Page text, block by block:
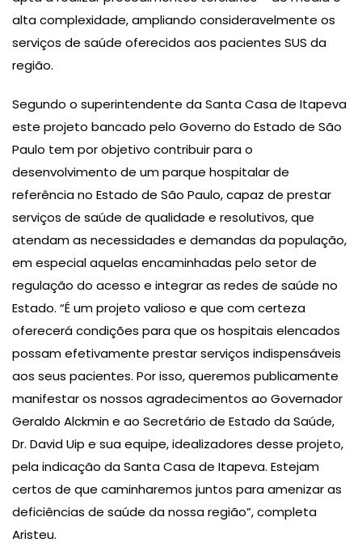
alta complexidade, ampliando consideravelmente os
serviços de saúde oferecidos aos pacientes SUS da
região.
Segundo o superintendente da Santa Casa de Itapeva
este projeto bancado pelo Governo do Estado de São
Paulo tem por objetivo contribuir para o
desenvolvimento de um parque hospitalar de
referência no Estado de São Paulo, capaz de prestar
serviços de saúde de qualidade e resolutivos, que
atendam as necessidades e demandas da população,
em especial aquelas encaminhadas pelo setor de
regulação do acesso e integrar as redes de saúde no
Estado. “É um projeto valioso e que com certeza
oferecerá condições para que os hospitais elencados
possam efetivamente prestar serviços indispensáveis
aos seus pacientes. Por isso, queremos publicamente
manifestar os nossos agradecimentos ao Governador
Geraldo Alckmin e ao Secretário de Estado da Saúde,
Dr. David Uip e sua equipe, idealizadores desse projeto,
pela indicação da Santa Casa de Itapeva. Estejam
certos de que caminharemos juntos para amenizar as
deficiências de saúde da nossa região”, completa
Aristeu.